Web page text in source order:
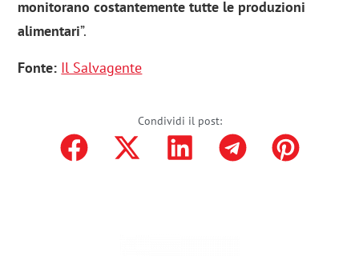
monitorano costantemente tutte le produzioni
alimentari”.
Fonte: Il Salvagente
Condividi il post: